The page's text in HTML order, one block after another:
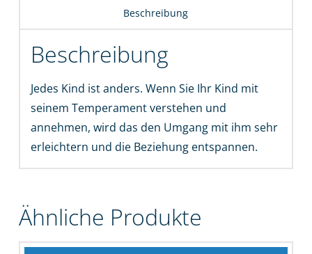
Beschreibung
Beschreibung
Jedes Kind ist anders. Wenn Sie Ihr Kind mit
seinem Temperament verstehen und
annehmen, wird das den Umgang mit ihm sehr
erleichtern und die Beziehung entspannen.
Ähnliche Produkte